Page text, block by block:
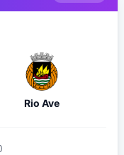
Rio Ave